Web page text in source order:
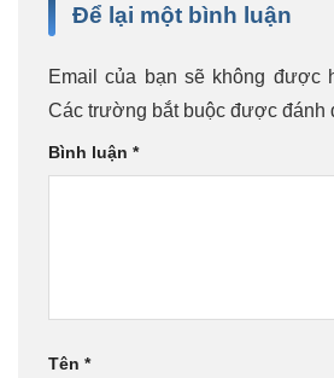
Để lại một bình luận
Email của bạn sẽ không được
Các trường bắt buộc được đánh
Bình luận *
Tên *